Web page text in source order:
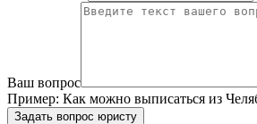
Ваш вопрос
Пример: Как можно выписаться из
Задать вопрос юристу